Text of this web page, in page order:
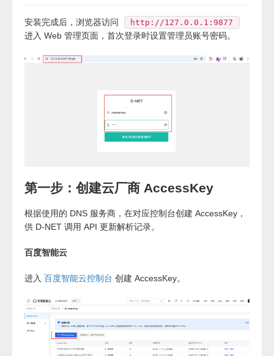
安装完成后，浏览器访问 http://127.0.0.1:9877
进入 Web 管理页面，首次登录时设置管理员账号密码。
第一步：创建云厂商 AccessKey
根据使用的 DNS 服务商，在对应控制台创建 AccessKey，
供 D-NET 调用 API 更新解析记录。
百度智能云
进入 百度智能云控制台 创建 AccessKey。